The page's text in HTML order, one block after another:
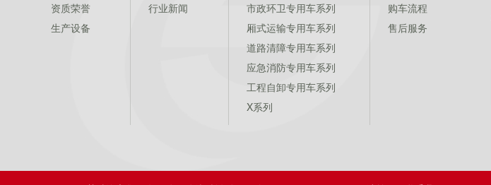
资质荣誉
生产设备
行业新闻
市政环卫专用车系列
厢式运输专用车系列
道路清障专用车系列
应急消防专用车系列
工程自卸专用车系列
X系列
购车流程
售后服务